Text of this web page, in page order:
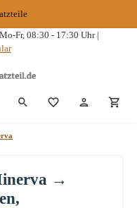
Mo-Fr, 08:30 - 17:30 Uhr |
Du hast 0
→